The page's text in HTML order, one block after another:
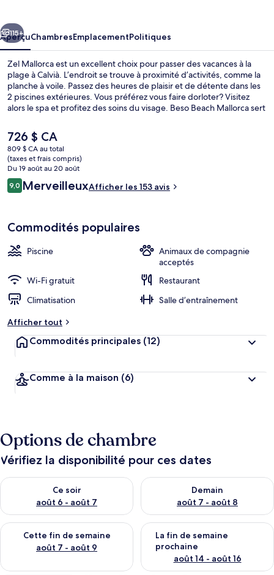
Suivant
115+
AperçuChambresEmplacementPolitiques
Zel Mallorca est un excellent choix pour passer des vacances à la
plage à Calvià. L’endroit se trouve à proximité d’activités, comme la
planche à voile. Passez des heures de plaisir et de détente dans les
2 piscines extérieures. Vous préférez vous faire dorloter? Visitez
alors le spa et profitez des soins du visage. Beso Beach Mallorca sert
endroit où prendre un verre. Un bar attenant à la piscine, un centre
d’entraînement ouvert en tout temps et un centre d’entraînement
physique ouvert en tout temps sont d’autres points saillants.
Le
prix
actuel
est
de 726 $ CA
726 $ CA
809 $ CA au total
(taxes et frais compris)
Du 19 août au 20 août
Avis
9,09,0 sur 10 –
MerveilleuxAfficher les 153 avis
Commodités populaires
Piscine
Animaux de compagnie
acceptés
Wi-Fi gratuit
Restaurant
Climatisation
Salle d’entraînement
Afficher tout
Commodités principales (12)
Comme à la maison (6)
Options de chambre
Vérifiez la disponibilité pour ces dates
Ce soir
août 6 - août 7
Vérifier la disponibilité pour ce soir août 6 - août 7
Demain
août 7 - août 8
Vérifier la disponibilité pour
Cette fin de semaine
août 7 - août 9
Vérifier la disponibilité pour cette fin de semaine août 7 -
La fin de semaine
prochaine
août 14 - août 16
Vérifier la disponibilité pour